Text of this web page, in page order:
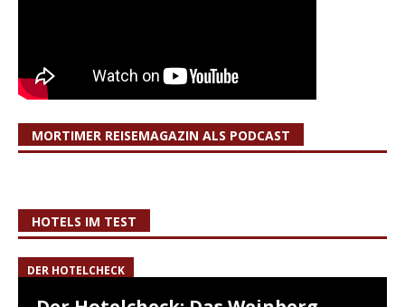
MORTIMER REISEMAGAZIN ALS PODCAST
HOTELS IM TEST
DER HOTELCHECK